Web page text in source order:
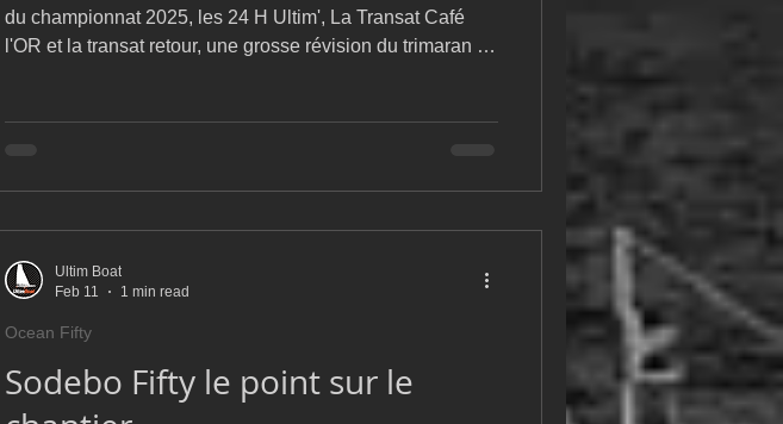
du championnat 2025, les 24 H Ultim', La Transat Café
l'OR et la transat retour, une grosse révision du trimaran et
Cup, les 24 H Ultim', avant la Transatlantique en solitaire.
Sodebo Fifty le point sur le
Ocean Fifty
Ultim Boat
Feb 11
1 min read